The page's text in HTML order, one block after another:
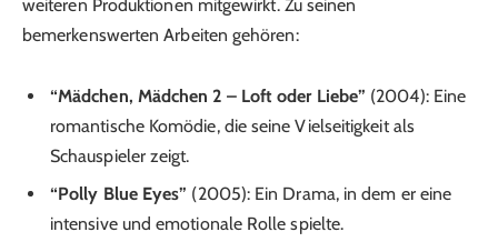
weiteren Produktionen mitgewirkt. Zu seinen
bemerkenswerten Arbeiten gehören:
“Mädchen, Mädchen 2 – Loft oder Liebe” (2004): Eine
romantische Komödie, die seine Vielseitigkeit als
Schauspieler zeigt.
“Polly Blue Eyes” (2005): Ein Drama, in dem er eine
intensive und emotionale Rolle spielte.